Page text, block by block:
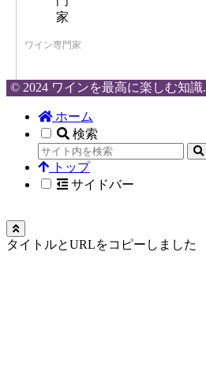
ワイン専門家
© 2024 ワインを最高に楽しむ知識.
ホーム
検索
トップ
サイドバー
タイトルとURLをコピーしました